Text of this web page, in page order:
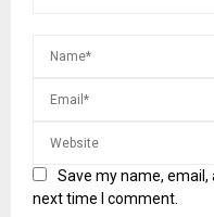
Save my name,
next time I comment.